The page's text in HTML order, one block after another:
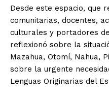
Desde este espacio, que
comunitarias, docentes,
culturales y portadores
reflexionó sobre la
Mazahua, Otomí, Nahua,
sobre la urgente
Lenguas Originarias del